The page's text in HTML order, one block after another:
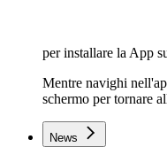
per installare la App
Mentre navighi
schermo per tornare
News